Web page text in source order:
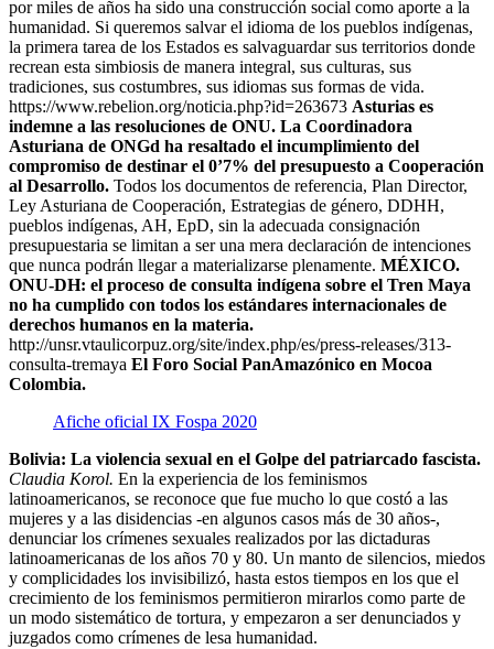
por miles de años ha sido una construcción social como aporte a la
humanidad. Si queremos salvar el idioma de los pueblos indígenas,
la primera tarea de los Estados es salvaguardar sus territorios donde
recrean esta simbiosis de manera integral, sus culturas, sus
tradiciones, sus costumbres, sus idiomas sus formas de vida.
https://www.rebelion.org/noticia.php?id=263673 Asturias es
indemne a las resoluciones de ONU. La Coordinadora
Asturiana de ONGd ha resaltado el incumplimiento del
compromiso de destinar el 0’7% del presupuesto a Cooperación
al Desarrollo. Todos los documentos de referencia, Plan Director,
Ley Asturiana de Cooperación, Estrategias de género, DDHH,
pueblos indígenas, AH, EpD, sin la adecuada consignación
presupuestaria se limitan a ser una mera declaración de intenciones
que nunca podrán llegar a materializarse plenamente. MÉXICO.
ONU-DH: el proceso de consulta indígena sobre el Tren Maya
no ha cumplido con todos los estándares internacionales de
derechos humanos en la materia.
http://unsr.vtaulicorpuz.org/site/index.php/es/press-releases/313-
consulta-tremaya El Foro Social PanAmazónico en Mocoa
Colombia.
Afiche oficial IX Fospa 2020
Bolivia: La violencia sexual en el Golpe del patriarcado fascista.
Claudia Korol. En la experiencia de los feminismos
latinoamericanos, se reconoce que fue mucho lo que costó a las
mujeres y a las disidencias -en algunos casos más de 30 años-,
denunciar los crímenes sexuales realizados por las dictaduras
latinoamericanas de los años 70 y 80. Un manto de silencios, miedos
y complicidades los invisibilizó, hasta estos tiempos en los que el
crecimiento de los feminismos permitieron mirarlos como parte de
un modo sistemático de tortura, y empezaron a ser denunciados y
juzgados como crímenes de lesa humanidad.